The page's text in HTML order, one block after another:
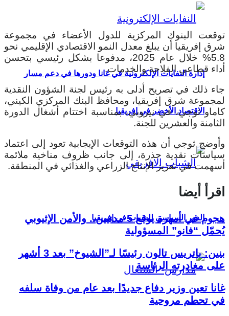
إدارة النفايات الإلكترونية في غانا ودورها في دعم مسار
الاقتصاد الأخضر في إفريقيا
الدور السياسي للشباب في إفريقيا
توقعت البنوك المركزية للدول الأعضاء في مجموعة
شرق إفريقيا أن يبلغ معدل النمو الاقتصادي الإقليمي نحو
5.8% خلال عام 2025، مدفوعا بشكل رئيسي بتحسن
أداء قطاعي الفلاحة والخدمات.
جاء ذلك في تصريح أدلى به رئيس لجنة الشؤون النقدية
لمجموعة شرق إفريقيا، ومحافظ البنك المركزي الكيني،
كاماو ثوجي، في نيروبي، بمناسبة اختتام أشغال الدورة
الثامنة والعشرين للجنة.
وأوضح ثوجي أن هذه التوقعات الإيجابية تعود إلى اعتماد
سياسات نقدية حذرة، إلى جانب ظروف مناخية ملائمة
أسهمت في تعزيز الإنتاج الزراعي والغذائي في المنطقة.
اقرأ أيضا
هجوم في أمهرة يوقع 5 مدنيين.. والأمن الإثيوبي
يُحمّل “فانو” المسؤولية
بنين: باتريس تالون رئيسًا لـ”الشيوخ” بعد 3 أشهر
على مغادرته الرئاسة
غانا تعين وزير دفاع جديدًا بعد عام من وفاة سلفه
في تحطم مروحية